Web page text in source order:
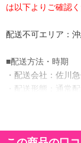
は以下よりご確認く
配送不可エリア：
■配送方法・時期
・配送会社：佐川
・配送形態：通常
・配送日時の指定
※発送予定日は到